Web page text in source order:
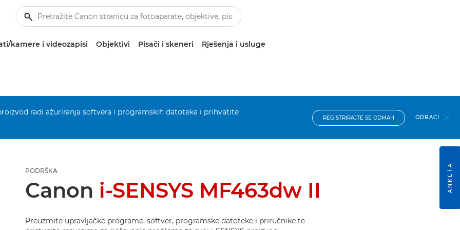
kamere i videozapisi Objektivi Pisači i skeneri Rješenja i usluge
radi ažuriranja softvera i programskih datoteka i prihvatite
REGISTRIRAJTE SE ODMAH ODBACI
PODRŠKA
Canon i-SENSYS MF463dw II
Preuzmite upravljačke programe, softver, programske datoteke i priručnike te
ANKETA